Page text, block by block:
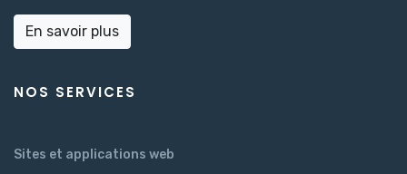
En savoir plus
NOS SERVICES
Sites et applications web